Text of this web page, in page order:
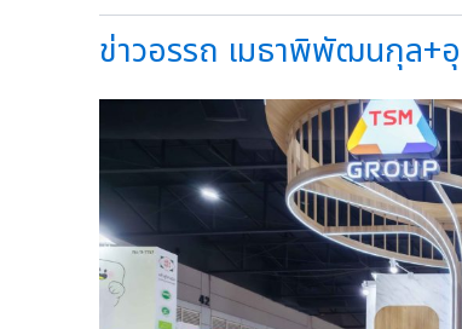
ข่าวอรรถ เมธาพิพัฒนกุล+